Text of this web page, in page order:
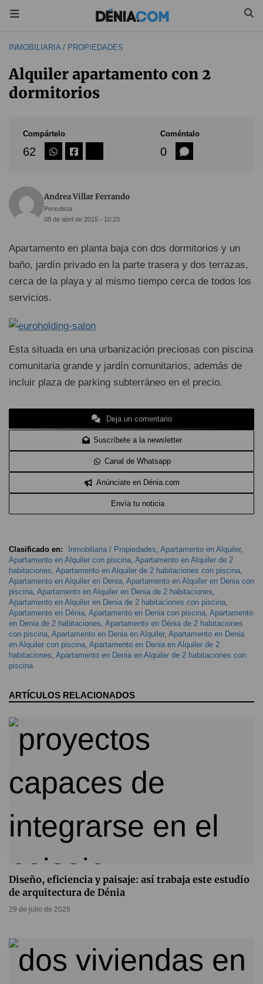
INMOBILIARIA / PROPIEDADES
Alquiler apartamento con 2
dormitorios
Compártelo
62
Coméntalo
0
Andrea Villar Ferrando
Periodista
08 de abril de 2015 - 10:23
Apartamento en planta baja con dos dormitorios y un
baño, jardín privado en la parte trasera y dos terrazas,
cerca de la playa y al mismo tiempo cerca de todos los
servicios.
Esta situada en una urbanización preciosas con piscina
comunitaria grande y jardín comunitarios, además de
incluir plaza de parking subterráneo en el precio.
Deja un comentario
Suscríbete a la newsletter
Canal de Whatsapp
Anúnciate en Dénia.com
Envía tu noticia
Clasificado en: Inmobiliaria / Propiedades, Apartamento en Alquiler,
Apartamento en Alquiler con piscina, Apartamento en Alquiler de 2
habitaciones, Apartamento en Alquiler de 2 habitaciones con piscina,
Apartamento en Alquiler en Denia, Apartamento en Alquiler en Denia con
piscina, Apartamento en Alquiler en Denia de 2 habitaciones,
Apartamento en Alquiler en Denia de 2 habitaciones con piscina,
Apartamento en Dénia, Apartamento en Denia con piscina, Apartamento
en Denia de 2 habitaciones, Apartamento en Dénia de 2 habitaciones
con piscina, Apartamento en Denia en Alquiler, Apartamento en Denia
en Alquiler con piscina, Apartamento en Denia en Alquiler de 2
habitaciones, Apartamento en Denia en Alquiler de 2 habitaciones con
piscina
ARTÍCULOS RELACIONADOS
Diseño, eficiencia y paisaje: así trabaja este estudio
de arquitectura de Dénia
29 de julio de 2026